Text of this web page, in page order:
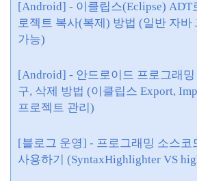
[Android] - 이클립스(Eclipse) ADT
로젝트 복사(복제) 방법 (일반 자바
가능)
[Android] - 안드로이드 프로그래
구, 삭제 방법 (이클립스 Export,
프로젝트 관리)
[블로그 운영] - 프로그래밍 소스코
사용하기 (SyntaxHighlighter VS